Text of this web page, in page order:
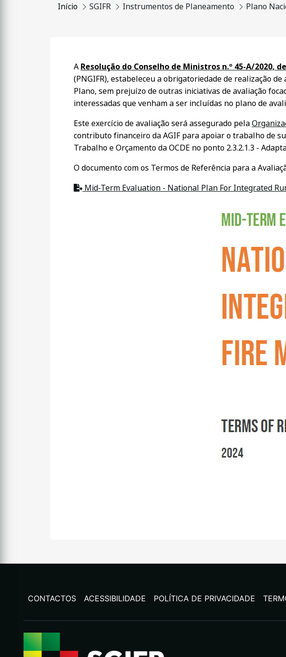
Início SGIFR Instrumentos de Planeamento Plano
A Resolução do Conselho de Ministros n.º 45-A/2020,
(PNGIFR), estabeleceu a obrigatoriedade de realização
Plano, sem prejuízo de outras iniciativas de avaliação
interessadas que venham a ser incluídas no plano de
Este exercício de avaliação será assegurado pela
contributo financeiro da AGIF para apoiar o trabalho de
Trabalho e Orçamento da OCDE no ponto 2.3.2.1.3 -
O documento com os Termos de Referência para a
Mid-Term Evaluation - National Plan For Integrated
CONTACTOS ACESSIBILIDADE POLÍTICA DE PRIVACIDADE